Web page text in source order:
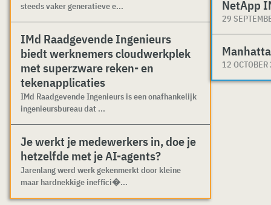
steeds vaker generatieve e...
IMd Raadgevende Ingenieurs
biedt werknemers cloudwerkplek
met superzware reken- en
tekenapplicaties
IMd Raadgevende Ingenieurs is een onafhankelijk
ingenieursbureau dat ...
Je werkt je medewerkers in, doe je
hetzelfde met je AI-agents?
Jarenlang werd werk gekenmerkt door kleine
maar hardnekkige ineffici�...
NetApp
29
12